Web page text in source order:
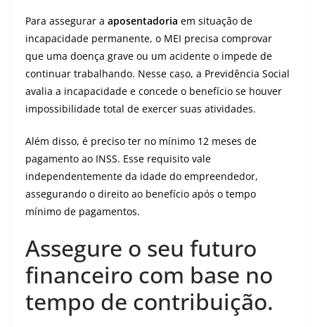
Para assegurar a aposentadoria em situação de
incapacidade permanente, o MEI precisa comprovar
que uma doença grave ou um acidente o impede de
continuar trabalhando. Nesse caso, a Previdência Social
avalia a incapacidade e concede o benefício se houver
impossibilidade total de exercer suas atividades.
Além disso, é preciso ter no mínimo 12 meses de
pagamento ao INSS. Esse requisito vale
independentemente da idade do empreendedor,
assegurando o direito ao benefício após o tempo
mínimo de pagamentos.
Assegure o seu futuro
financeiro com base no
tempo de contribuição.